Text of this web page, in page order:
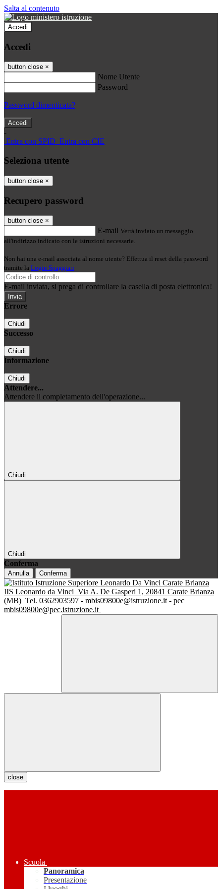
Salta al contenuto
Accedi
Accedi
button close ×
Nome Utente
Password
Password dimenticata?
-
Entra con SPID Entra con CIE
Seleziona utente
button close ×
Recupero password
button close ×
E-mail Verrà inviato un messaggio
all'indirizzo indicato con le istruzioni necessarie.
Non hai una e-mail associata al nome utente? Effettua il reset della password
tramite la Login Spaggiari
E-mail inviata, si prega di controllare la casella di posta elettronica!
Errore
Chiudi
Successo
Chiudi
Informazione
Chiudi
Attendere...
Attendere il completamento dell'operazione...
Chiudi
Chiudi
Conferma
Annulla Conferma
IIS Leonardo da Vinci Via A. De Gasperi 1, 20841 Carate Brianza
(MB) Tel. 0362903597 - mbis09800e@istruzione.it - pec
mbis09800e@pec.istruzione.it
close
Scuola
Panoramica
Presentazione